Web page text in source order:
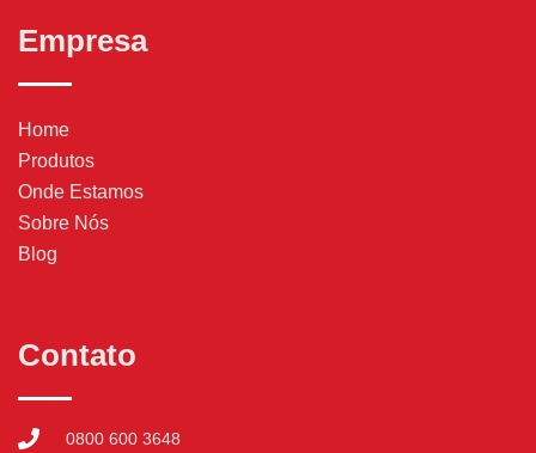
Empresa
Home
Produtos
Onde Estamos
Sobre Nós
Blog
Contato
0800 600 3648